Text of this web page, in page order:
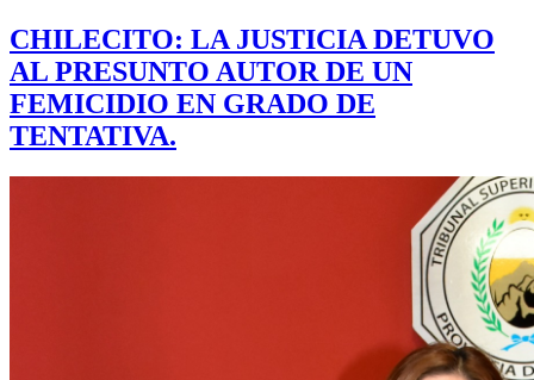
CHILECITO: LA JUSTICIA DETUVO
AL PRESUNTO AUTOR DE UN
FEMICIDIO EN GRADO DE
TENTATIVA.